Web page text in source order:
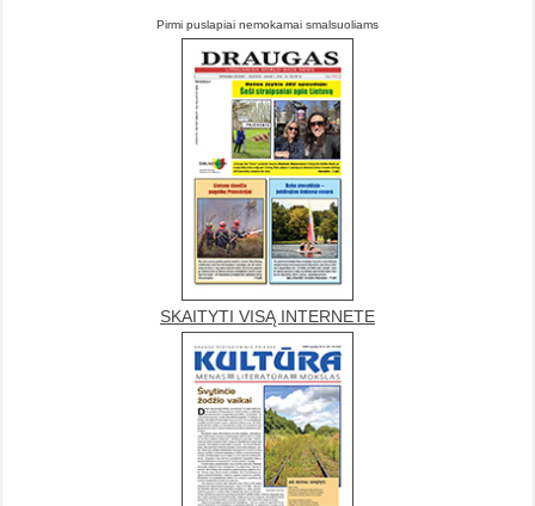
Pirmi puslapiai nemokamai smalsuoliams
SKAITYTI VISĄ INTERNETE